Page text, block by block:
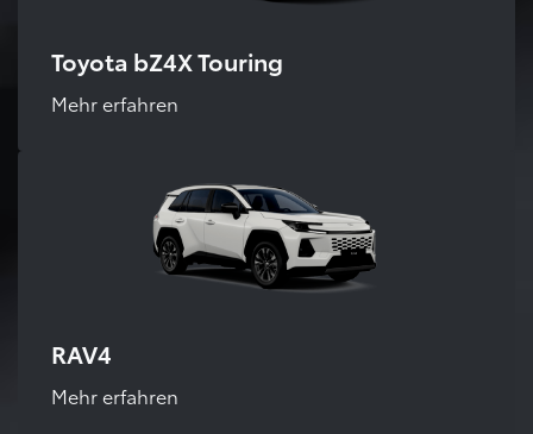
Toyota bZ4X Touring
Mehr erfahren
RAV4
Mehr erfahren